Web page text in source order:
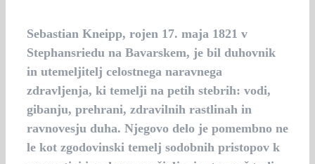
Sebastian Kneipp, rojen 17. maja 1821 v
Stephansriedu na Bavarskem, je bil duhovnik
in utemeljitelj celostnega naravnega
zdravljenja, ki temelji na petih stebrih: vodi,
gibanju, prehrani, zdravilnih rastlinah in
ravnovesju duha. Njegovo delo je pomembno ne
le kot zgodovinski temelj sodobnih pristopov k